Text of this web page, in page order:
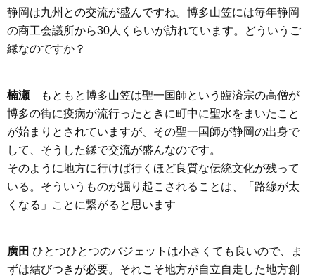
静岡は九州との交流が盛んですね。博多山笠には毎年静岡
の商工会議所から30人くらいが訪れています。どういうご
縁なのですか？
楠瀬 もともと博多山笠は聖一国師という臨済宗の高僧が
博多の街に疫病が流行ったときに町中に聖水をまいたこと
が始まりとされていますが、その聖一国師が静岡の出身で
して、そうした縁で交流が盛んなのです。
そのように地方に行けば行くほど良質な伝統文化が残って
いる。そういうものが掘り起こされることは、「路線が太
くなる」ことに繋がると思います
廣田 ひとつひとつのバジェットは小さくても良いので、ま
ずは結びつきが必要。それこそ地方が自立自走した地方創